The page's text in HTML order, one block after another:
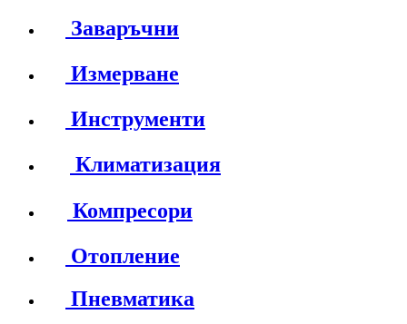
Заваръчни
Измерване
Инструменти
Климатизация
Компресори
Отопление
Пневматика